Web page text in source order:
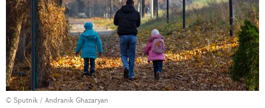
© Sputnik / Andranik Ghazaryan